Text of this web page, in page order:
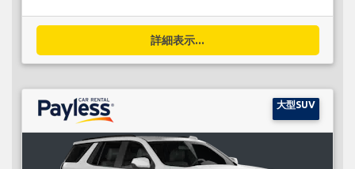
詳細表示...
大型SUV